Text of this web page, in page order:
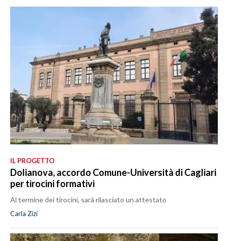
IL PROGETTO
Dolianova, accordo Comune-Università di Cagliari
per tirocini formativi
Al termine dei tirocini, sarà rilasciato un attestato
Carla Zizi